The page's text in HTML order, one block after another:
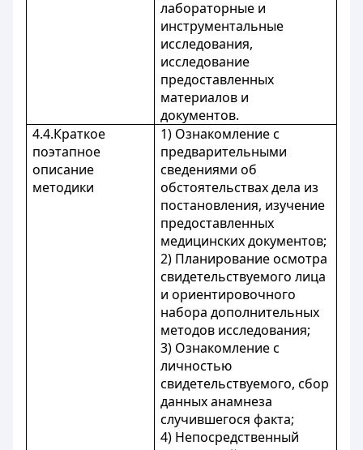
лабораторные и
инструментальные
исследования,
исследование
предоставленных
материалов и
документов.
4.4.Краткое
поэтапное
описание
методики
1) Ознакомление с
предварительными
сведениями об
обстоятельствах дела из
постановления, изучение
предоставленных
медицинских документов;
2) Планирование осмотра
свидетельствуемого лица
и ориентировочного
набора дополнительных
методов исследования;
3) Ознакомление с
личностью
свидетельствуемого, сбор
данных анамнеза
случившегося факта;
4) Непосредственный